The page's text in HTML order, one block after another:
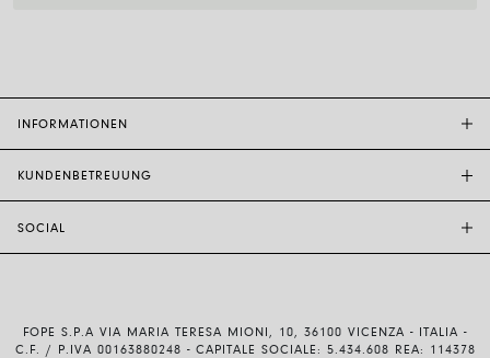
INFORMATIONEN
KUNDENBETREUUNG
VERSAND UND RÜCKSENDUNG
SOCIAL
YOUTUBE
FOPE S.P.A VIA MARIA TERESA MIONI, 10, 36100 VICENZA - ITALIA -
C.F. / P.IVA 00163880248 - CAPITALE SOCIALE: 5.434.608 REA: 114378